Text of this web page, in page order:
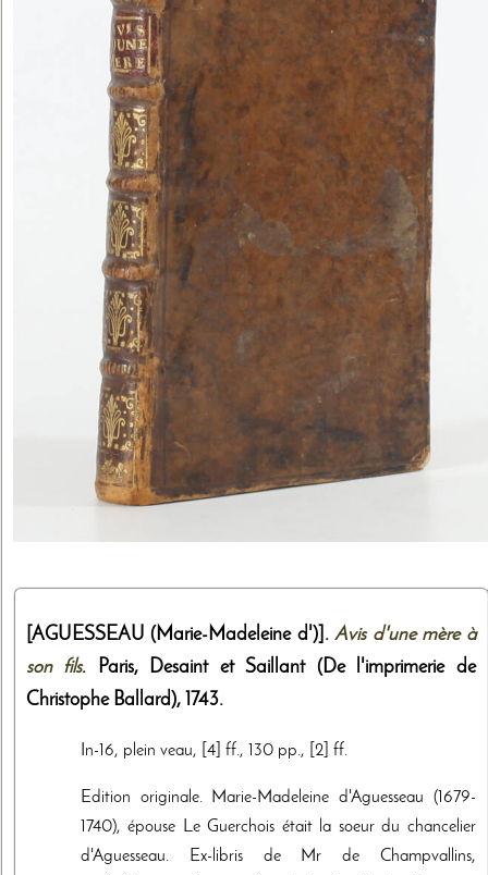
[AGUESSEAU (Marie-Madeleine d')].Avis d'une mère à
son fils. Paris,
Desaint et Saillant (De l'imprimerie de
Christophe Ballard), 1743.
In-16, plein veau, [4] ff., 130 pp., [2] ff.
Edition originale. Marie-Madeleine d'Aguesseau (1679-
1740), épouse Le Guerchois était la soeur du chancelier
d'Aguesseau. Ex-libris de Mr de Champvallins,